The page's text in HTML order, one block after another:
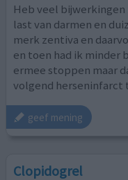
Heb veel
last van darmen en
merk zentiva en
en toen had ik minder
ermee stoppen maar
volgend herseninfarct
geef mening
Clopidogrel